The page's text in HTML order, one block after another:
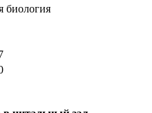
биология